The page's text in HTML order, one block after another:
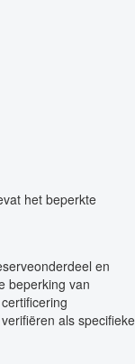
het beperkte
en
beperking van
als specifieke